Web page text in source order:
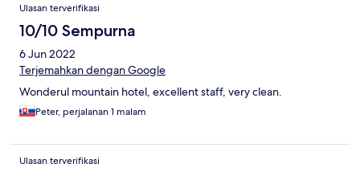
Ulasan terverifikasi
10/10 Sempurna
6 Jun 2022
Terjemahkan dengan Google
Wonderul mountain hotel, excellent staff, very clean.
Peter, perjalanan 1 malam
Ulasan terverifikasi